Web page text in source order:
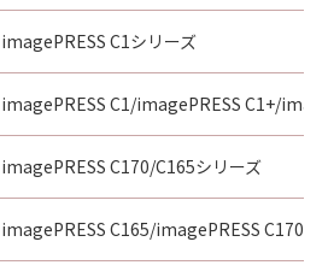
imagePRESS C1シリーズ
imagePRESS C1/imagePRESS C1+/
imagePRESS C170/C165シリーズ
imagePRESS C165/imagePRESS C170